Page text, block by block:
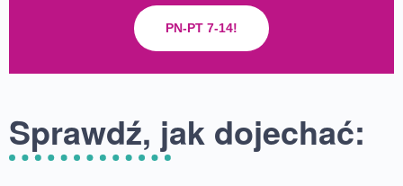
PN-PT 7-14!
Sprawdź, jak dojechać: